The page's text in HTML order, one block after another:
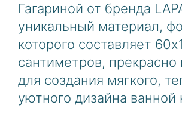
Гагариной от бренда
уникальный материал,
которого составляет
сантиметров, прекрасно
для создания мягкого,
уютного дизайна ванной